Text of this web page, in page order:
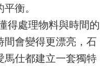
衡。
得處理物料與時間的
會變得更漂亮，石
仕都建立一套獨特